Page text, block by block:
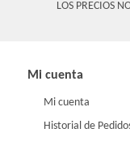
LOS PRECIOS
Mi cuenta
Mi cuenta
Historial de